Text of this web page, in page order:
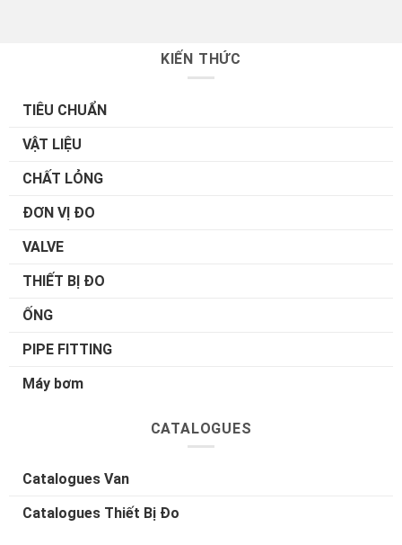
KIẾN THỨC
TIÊU CHUẨN
VẬT LIỆU
CHẤT LỎNG
ĐƠN VỊ ĐO
VALVE
THIẾT BỊ ĐO
ỐNG
PIPE FITTING
Máy bơm
CATALOGUES
Catalogues Van
Catalogues Thiết Bị Đo